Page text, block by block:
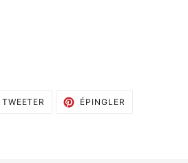
TWEETER TWEETERÉPINGLER